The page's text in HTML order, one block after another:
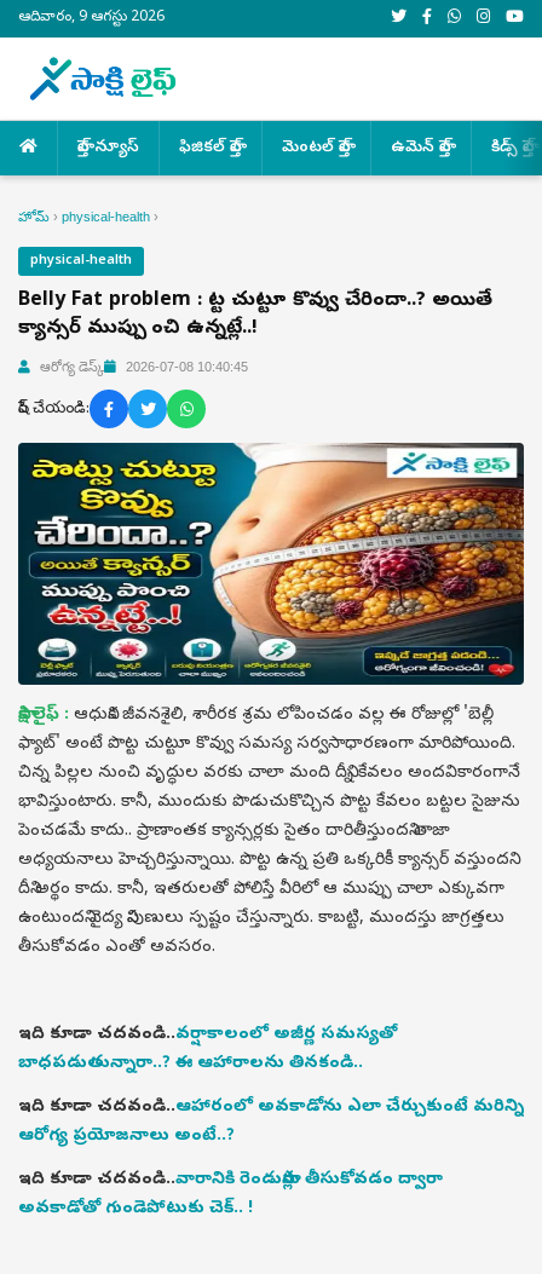
ఆదివారం, 9 ఆగస్టు 2026
హెల్త్ న్యూస్ ఫిజికల్ హెల్త్ మెంటల్ హెల్త్ ఉమెన్ హెల్త్ కిడ్స్ హెల్త్
హోమ్ › physical-health ›
physical-health
Belly Fat problem : పొట్ట చుట్టూ కొవ్వు చేరిందా..? అయితే
క్యాన్సర్ ముప్పు పొంచి ఉన్నట్లే..!
ఆరోగ్య డెస్క్ 2026-07-08 10:40:45
షేర్ చేయండి:
సాక్షి లైఫ్ : ఆధునిక జీవనశైలి, శారీరక శ్రమ లోపించడం వల్ల ఈ రోజుల్లో 'బెల్లీ
ఫ్యాట్' అంటే పొట్ట చుట్టూ కొవ్వు సమస్య సర్వసాధారణంగా మారిపోయింది.
చిన్న పిల్లల నుంచి వృద్ధుల వరకు చాలా మంది దీన్ని కేవలం అందవికారంగానే
భావిస్తుంటారు. కానీ, ముందుకు పొడుచుకొచ్చిన పొట్ట కేవలం బట్టల సైజును
పెంచడమే కాదు.. ప్రాణాంతక క్యాన్సర్లకు సైతం దారితీస్తుందని తాజా
అధ్యయనాలు హెచ్చరిస్తున్నాయి. పొట్ట ఉన్న ప్రతి ఒక్కరికీ క్యాన్సర్ వస్తుందని
దీని అర్థం కాదు. కానీ, ఇతరులతో పోలిస్తే వీరిలో ఆ ముప్పు చాలా ఎక్కువగా
ఉంటుందని వైద్య నిపుణులు స్పష్టం చేస్తున్నారు. కాబట్టి, ముందస్తు జాగ్రత్తలు
తీసుకోవడం ఎంతో అవసరం.
ఇది కూడా చదవండి..వర్షాకాలంలో అజీర్ణ సమస్యతో
బాధపడుతున్నారా..? ఈ ఆహారాలను తినకండి..
ఇది కూడా చదవండి..ఆహారంలో అవకాడోను ఎలా చేర్చుకుంటే మరిన్ని
ఆరోగ్య ప్రయోజనాలు అంటే..?
ఇది కూడా చదవండి..వారానికి రెండుసార్లు తీసుకోవడం ద్వారా
అవకాడోతో గుండెపోటుకు చెక్.. !